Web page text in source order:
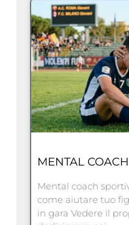
MENTAL
Mental coach
come aiutare tuo
in gara Vedere il